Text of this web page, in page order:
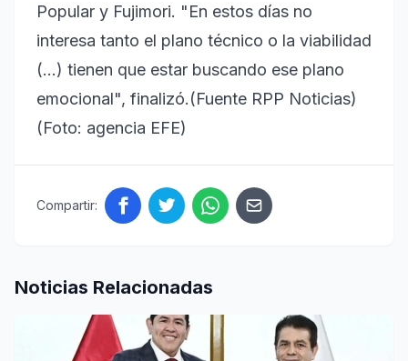
Popular y Fujimori. "En estos días no
interesa tanto el plano técnico o la viabilidad
(...) tienen que estar buscando ese plano
emocional", finalizó.(Fuente RPP Noticias)
(Foto: agencia EFE)
Compartir:
Noticias Relacionadas